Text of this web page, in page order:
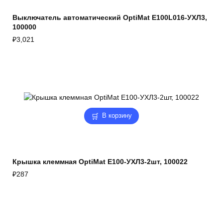
Выключатель автоматический OptiMat E100L016-УХЛ3,
100000
₽3,021
В корзину
Крышка клеммная OptiMat E100-УХЛ3-2шт, 100022
₽287